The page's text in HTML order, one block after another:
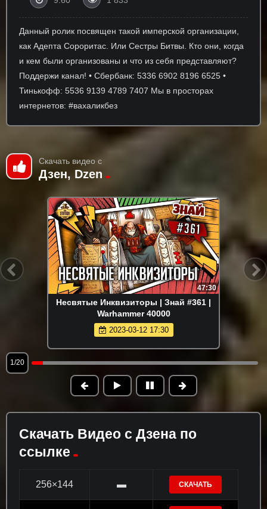
Данный ролик посвящен такой имперской организации,
как Адепта Сороритас. Или Сестры Битвы. Кто они, когда
и кем были организованы и что из себя представляют?
Поддержи канал! • Сбербанк: 5336 6902 8196 6525 •
Тинькофф: 5536 9139 4789 7407 Мы в просторах
интернетов: #вахаликбез
Скачать видео с
Дзен, Dzen
47:30
Несвятые Инквизиторы | Знай #361 |
Warhammer 40000
2023-03-12 17:30
1/20
Скачать Видео с Дзена по
ссылке
256×144 ▬ СКАЧАТЬ